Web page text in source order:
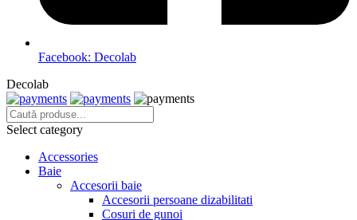
Facebook: Decolab
Decolab
Select category
Accessories
Baie
Accesorii baie
Accesorii persoane dizabilitati
Cosuri de gunoi